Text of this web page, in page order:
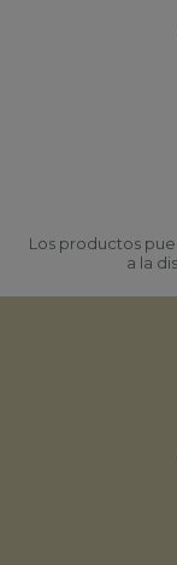
Los productos
a la